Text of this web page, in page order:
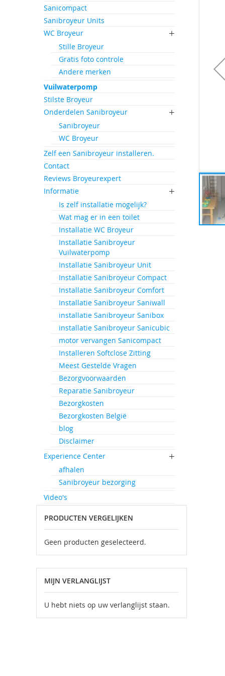
Sanicompact
Sanibroyeur Units
WC Broyeur
Stille Broyeur
Gratis foto controle
Andere merken
Vuilwaterpomp
Stilste Broyeur
Onderdelen Sanibroyeur
Sanibroyeur
WC Broyeur
Zelf een Sanibroyeur installeren.
Contact
Reviews Broyeurexpert
Informatie
Is zelf installatie mogelijk?
Wat mag er in een toilet
Installatie WC Broyeur
Installatie Sanibroyeur
Vuilwaterpomp
Installatie Sanibroyeur Unit
Installatie Sanibroyeur Compact
Installatie Sanibroyeur Comfort
Installatie Sanibroyeur Saniwall
installatie Sanibroyeur Sanibox
installatie Sanibroyeur Sanicubic
motor vervangen Sanicompact
Installeren Softclose Zitting
Meest Gestelde Vragen
Bezorgvoorwaarden
Reparatie Sanibroyeur
Bezorgkosten
Bezorgkosten België
blog
Disclaimer
Experience Center
afhalen
Sanibroyeur bezorging
Video's
PRODUCTEN VERGELIJKEN
Geen producten geselecteerd.
MIJN VERLANGLIJST
U hebt niets op uw verlanglijst staan.